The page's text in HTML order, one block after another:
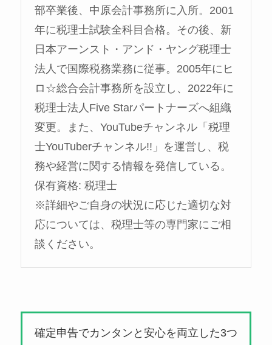
部卒業後、中原会計事務所に入所。2001
年に税理士試験全科目合格。その後、新
日本アーンスト・アンド・ヤング税理士
法人で国際税務業務に従事。2005年にヒ
ロ☆総合会計事務所を設立し、2022年に
税理士法人Five Starパートナーズへ組織
変更。また、YouTubeチャンネル「税理
士YouTuberチャンネル!!」を運営し、税
務や経営に関する情報を発信している。
保有資格: 税理士
※詳細やご自身の状況に応じた適切な対
応については、税理士等の専門家にご相
談ください。
確定申告でカンタンと安心を両立した3つ